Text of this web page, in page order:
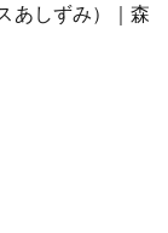
あしずみ）｜森